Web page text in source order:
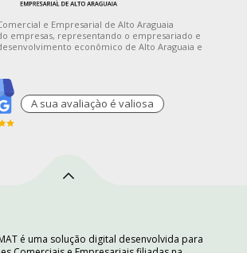
e Empresarial de Alto Araguaia
empresas, representando o empresariado e
econômico de Alto Araguaia e
A sua avaliaçào é valiosa
é uma solução digital desenvolvida para